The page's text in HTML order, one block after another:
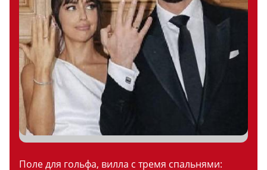
Поле для гольфа, вилла с тремя спальнями: